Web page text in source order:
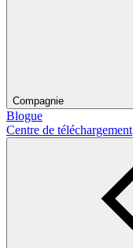
Compagnie
Blogue
Centre de téléchargement